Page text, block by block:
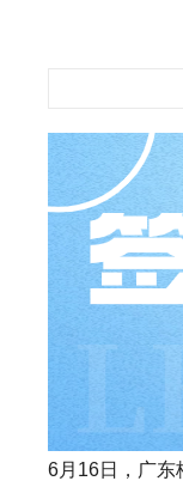
6月16日，广东